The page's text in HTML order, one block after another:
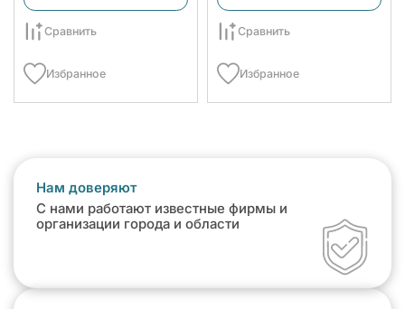
Сравнить
Избранное
Сравнить
Избранное
Нам доверяют
С нами работают известные фирмы и
организации города и области